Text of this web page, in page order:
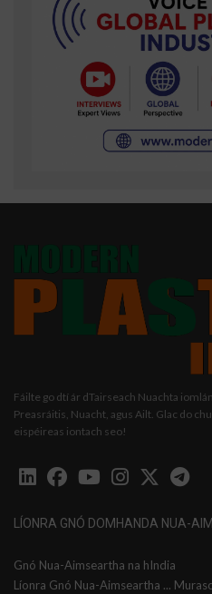
Fáilte go dtí ár dTairseach Nuachta
Preasráitis, Nuacht, agus Ailt. Glac do
eispéireas iontach seo!
LÍONRA GNÓ DOMHANDA NUA-
Gnó Nua-Aimseartha na hIndia
Líonra Gnó Nua-Aimseartha ...